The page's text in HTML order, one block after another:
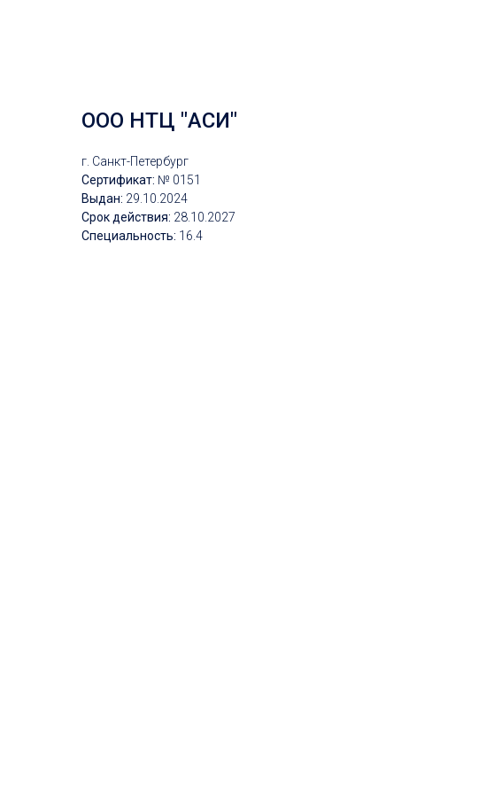
ООО НТЦ "АСИ"
г. Санкт-Петербург
Сертификат: № 0151
Выдан: 29.10.2024
Срок действия: 28.10.2027
Специальность: 16.4